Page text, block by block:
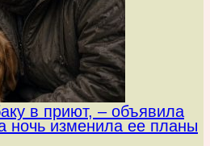
в приют, – объявила
ночь изменила ее планы